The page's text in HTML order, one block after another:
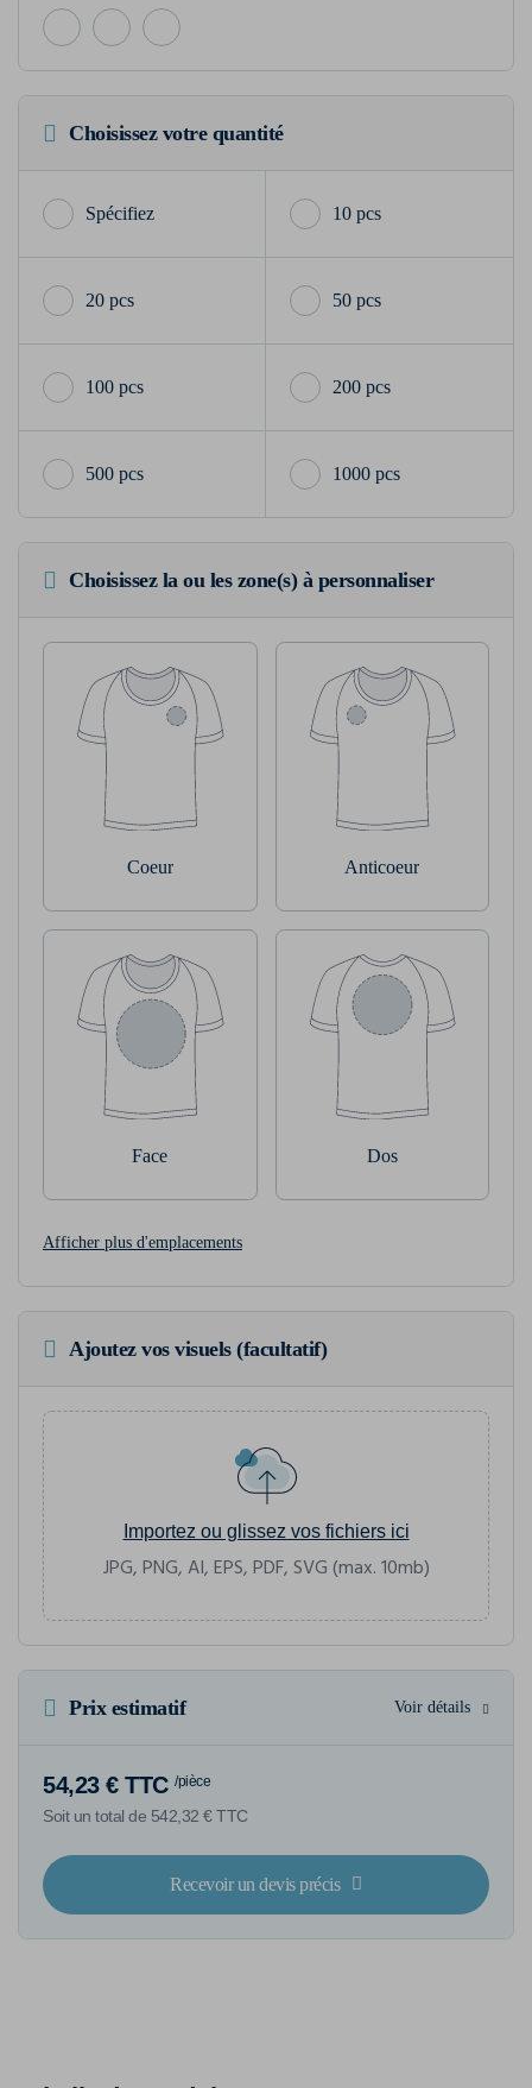
Choisissez votre quantité
10 pcs
20 pcs 50 pcs
100 pcs 200 pcs
500 pcs 1000 pcs
Choisissez la ou les zone(s) à personnaliser
Coeur Anticoeur
Face Dos
Afficher plus d'emplacements
Ajoutez vos visuels (facultatif)
Importez ou glissez vos fichiers ici
JPG, PNG, AI, EPS, PDF, SVG (max. 10mb)
Prix estimatif Voir détails
54,23 € TTC /pièce
Soit un total de 542,32 € TTC
Recevoir un devis précis